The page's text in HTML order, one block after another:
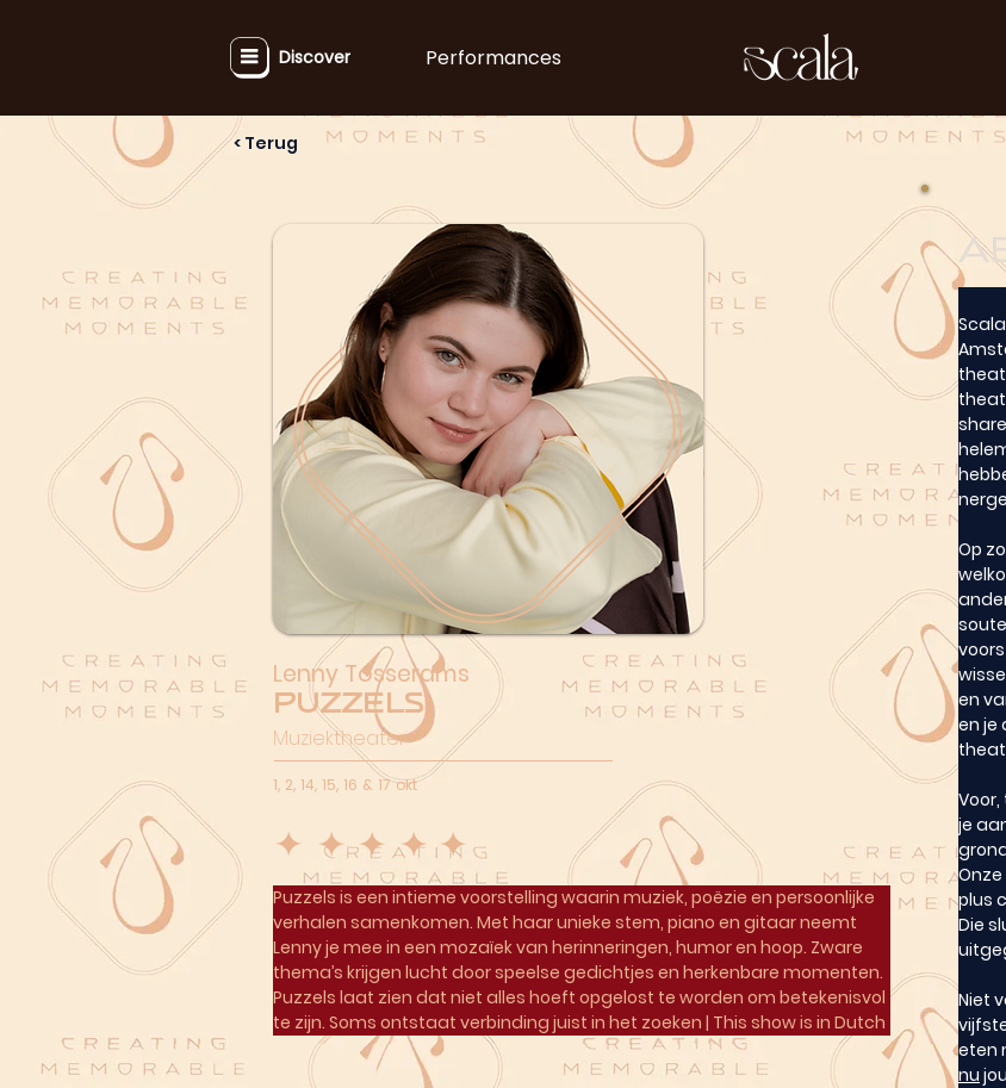
Discover Performances
< Terug
Lenny Tosserams
Puzzels
Puzzels is een intieme voorstelling waarin muziek, poëzie en persoonlijke
verhalen samenkomen. Met haar unieke stem, piano en gitaar neemt
Lenny je mee in een mozaïek van herinneringen, humor en hoop. Zware
thema’s krijgen lucht door speelse gedichtjes en herkenbare momenten.
Puzzels laat zien dat niet alles hoeft opgelost te worden om betekenisvol
te zijn. Soms ontstaat verbinding juist in het zoeken | This show is in Dutch
1, 2, 14, 15, 16 & 17 okt
Muziektheater
Op
en
en je
je
plus
Die
Niet
eten
nu